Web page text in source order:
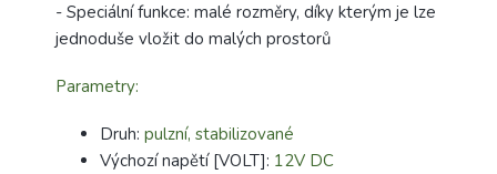
- Speciální funkce: malé rozměry, díky kterým je lze
jednoduše vložit do malých prostorů
Parametry:
Druh: pulzní, stabilizované
Výchozí napětí [VOLT]: 12V DC